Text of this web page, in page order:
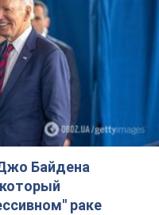
Байдена
раке